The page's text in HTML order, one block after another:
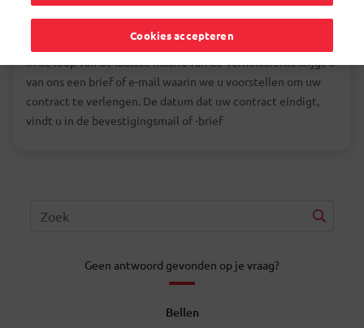
In de loop van de laatste maand van de Verhuisdienst krijgt u
van ons een brief of e-mail waarin we u voorstellen om uw
contract te verlengen. De datum dat uw contract eindigt,
vindt u in de bevestigingsmail of -brief
Geen antwoord gevonden op je vraag?
Bellen
Cookies accepteren